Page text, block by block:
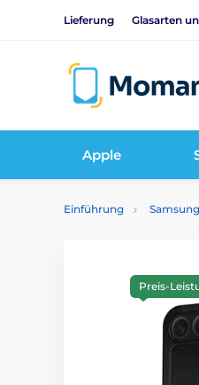
Lieferung Glasarten
Apple
Einführung Samsung
Preis-